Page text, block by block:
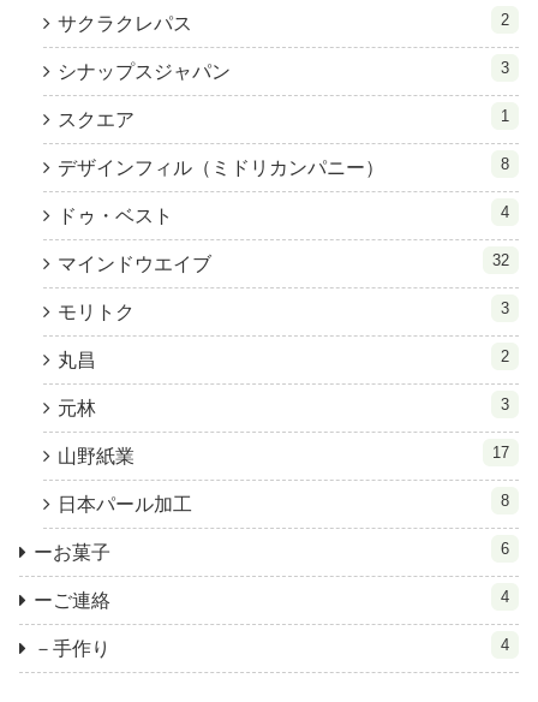
サクラクレパス 2
シナップスジャパン 3
スクエア 1
デザインフィル（ミドリカンパニー） 8
ドゥ・ベスト 4
マインドウエイブ 32
モリトク 3
丸昌 2
元林 3
山野紙業 17
日本パール加工 8
ーお菓子 6
ーご連絡 4
－手作り 4